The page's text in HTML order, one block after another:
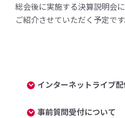
総会後に実施する決算説明会
ご紹介させていただく予定です
インターネットライブ
事前質問受付について